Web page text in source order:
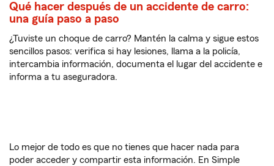
Qué hacer después de un accidente de carro:
una guía paso a paso
¿Tuviste un choque de carro? Mantén la calma y sigue estos
sencillos pasos: verifica si hay lesiones, llama a la policía,
intercambia información, documenta el lugar del accidente e
informa a tu aseguradora.
Lo mejor de todo es que no tienes que hacer nada para
poder acceder y compartir esta información. En Simple